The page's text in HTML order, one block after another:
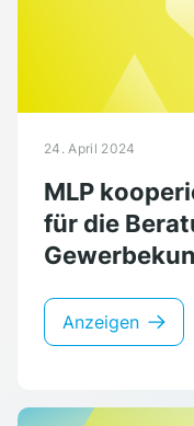
24. April 2024
MLP
für die
Anzeigen